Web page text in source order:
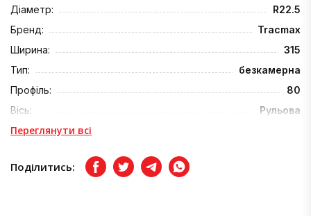
Діаметр:
R22.5
Бренд:
Tracmax
Ширина:
315
Тип:
безкамерна
Профіль:
80
Вісь:
Рульова
Переглянути всі
Поділитись: FacebookTwitterTelegram
Viber